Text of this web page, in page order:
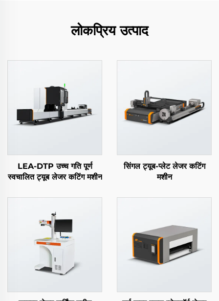
लोकप्रिय उत्पाद
LEA-DTP उच्च गति पूर्ण
स्वचालित ट्यूब लेजर कटिंग मशीन
सिंगल ट्यूब-प्लेट लेजर कटिंग
मशीन